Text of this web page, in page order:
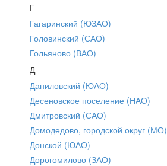
Г
Гагаринский (ЮЗАО)
Головинский (САО)
Гольяново (ВАО)
Д
Даниловский (ЮАО)
Десеновское поселение (НАО)
Дмитровский (САО)
Домодедово, городской округ (МО)
Донской (ЮАО)
Дорогомилово (ЗАО)